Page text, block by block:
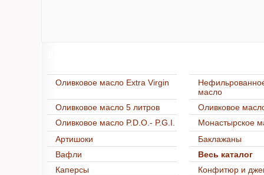
Оливковое масло Extra Virgin
масло
Оливковое масло 5 литров
Оливковое
Оливковое масло P.D.O.- P.G.I.
Монастырское
Артишоки
Баклажаны
Вафли
Весь каталог
Каперсы
Конфитюр и